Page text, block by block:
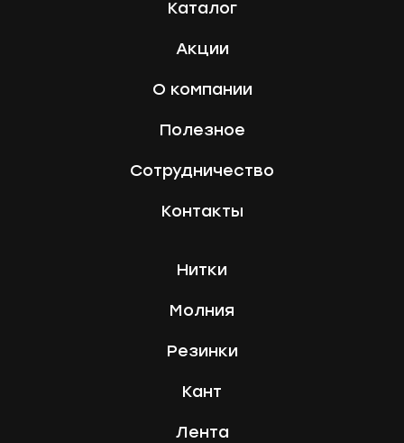
Каталог
Акции
О компании
Полезное
Сотрудничество
Контакты
Нитки
Молния
Резинки
Кант
Лента